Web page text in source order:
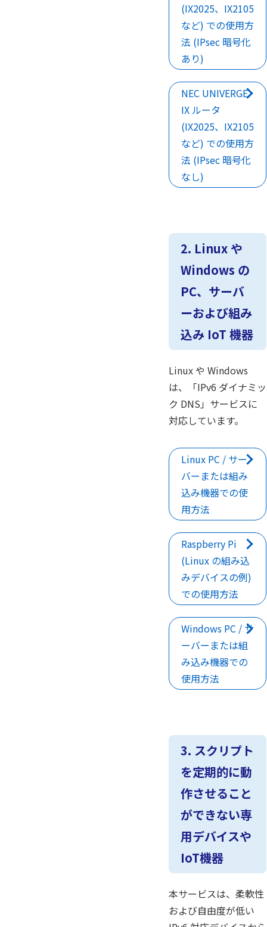
(IX2025、IX2105
など) での使用方
法 (IPsec 暗号化
あり)
NEC UNIVERGE
IX ルータ
(IX2025、IX2105
など) での使用方
法 (IPsec 暗号化
なし)
2. Linux や
Windows の
PC、サーバ
ーおよび組み
込み IoT 機器
Linux や Windows
は、「IPv6 ダイナミッ
ク DNS」サービスに
対応しています。
Linux PC / サー
バーまたは組み
込み機器での使
用方法
Raspberry Pi
(Linux の組み込
みデバイスの例)
での使用方法
Windows PC / サ
ーバーまたは組
み込み機器での
使用方法
3. スクリプト
を定期的に動
作させること
ができない専
用デバイスや
IoT機器
本サービスは、柔軟性
および自由度が低い